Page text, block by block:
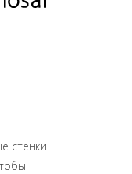
стенки